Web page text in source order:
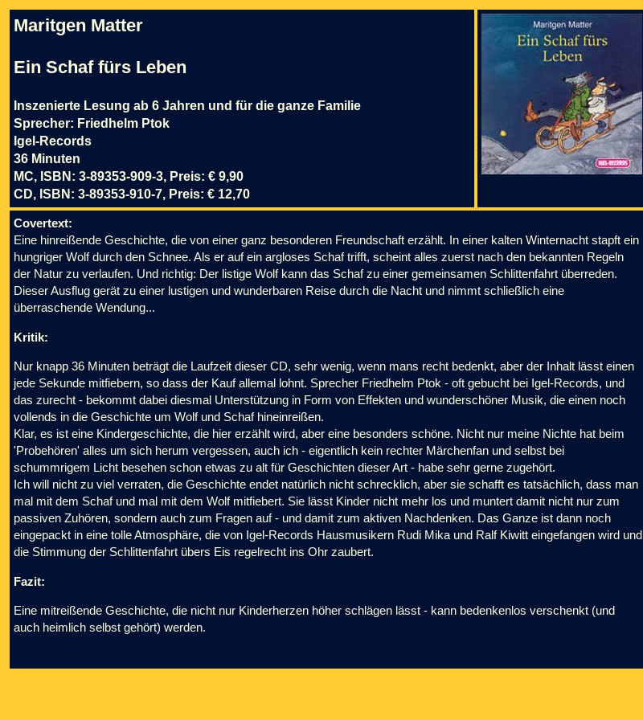
Maritgen Matter
Ein Schaf fürs Leben
Inszenierte Lesung ab 6 Jahren und für die ganze Familie
Sprecher: Friedhelm Ptok
Igel-Records
36 Minuten
MC, ISBN: 3-89353-909-3, Preis: € 9,90
CD, ISBN: 3-89353-910-7, Preis: € 12,70
Covertext:
Eine hinreißende Geschichte, die von einer ganz besonderen Freundschaft erzählt. In einer kalten Winternacht stapft ein
hungriger Wolf durch den Schnee. Als er auf ein argloses Schaf trifft, scheint alles zuerst nach den bekannten Regeln
der Natur zu verlaufen. Und richtig: Der listige Wolf kann das Schaf zu einer gemeinsamen Schlittenfahrt überreden.
Dieser Ausflug gerät zu einer lustigen und wunderbaren Reise durch die Nacht und nimmt schließlich eine
überraschende Wendung...
Kritik:
Nur knapp 36 Minuten beträgt die Laufzeit dieser CD, sehr wenig, wenn mans recht bedenkt, aber der Inhalt lässt einen
jede Sekunde mitfiebern, so dass der Kauf allemal lohnt. Sprecher Friedhelm Ptok - oft gebucht bei Igel-Records, und
das zurecht - bekommt dabei diesmal Unterstützung in Form von Effekten und wunderschöner Musik, die einen noch
vollends in die Geschichte um Wolf und Schaf hineinreißen.
Klar, es ist eine Kindergeschichte, die hier erzählt wird, aber eine besonders schöne. Nicht nur meine Nichte hat beim
'Probehören' alles um sich herum vergessen, auch ich - eigentlich kein rechter Märchenfan und selbst bei
schummrigem Licht besehen schon etwas zu alt für Geschichten dieser Art - habe sehr gerne zugehört.
Ich will nicht zu viel verraten, die Geschichte endet natürlich nicht schrecklich, aber sie schafft es tatsächlich, dass man
mal mit dem Schaf und mal mit dem Wolf mitfiebert. Sie lässt Kinder nicht mehr los und muntert damit nicht nur zum
passiven Zuhören, sondern auch zum Fragen auf - und damit zum aktiven Nachdenken. Das Ganze ist dann noch
eingepackt in eine tolle Atmosphäre, die von Igel-Records Hausmusikern Rudi Mika und Ralf Kiwitt eingefangen wird und
die Stimmung der Schlittenfahrt übers Eis regelrecht ins Ohr zaubert.
Fazit:
Eine mitreißende Geschichte, die nicht nur Kinderherzen höher schlägen lässt - kann bedenkenlos verschenkt (und
auch heimlich selbst gehört) werden.